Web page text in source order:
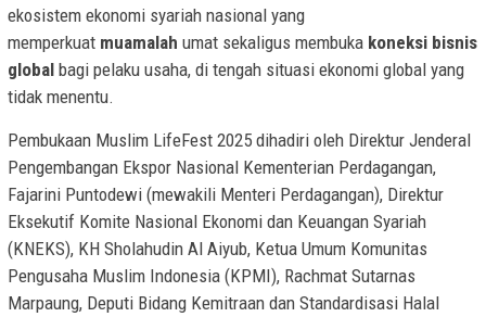
ekosistem ekonomi syariah nasional yang
memperkuat muamalah umat sekaligus membuka koneksi bisnis
global bagi pelaku usaha, di tengah situasi ekonomi global yang
tidak menentu.
Pembukaan Muslim LifeFest 2025 dihadiri oleh Direktur Jenderal
Pengembangan Ekspor Nasional Kementerian Perdagangan,
Fajarini Puntodewi (mewakili Menteri Perdagangan), Direktur
Eksekutif Komite Nasional Ekonomi dan Keuangan Syariah
(KNEKS), KH Sholahudin Al Aiyub, Ketua Umum Komunitas
Pengusaha Muslim Indonesia (KPMI), Rachmat Sutarnas
Marpaung, Deputi Bidang Kemitraan dan Standardisasi Halal